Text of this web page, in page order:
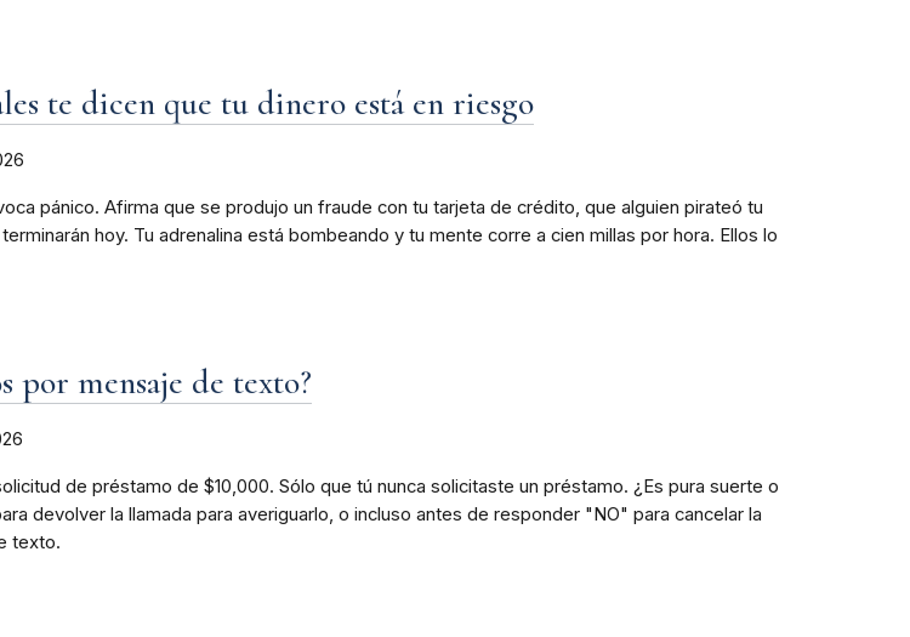
te dicen que tu dinero está en riesgo
pánico. Afirma que se produjo un fraude con tu tarjeta de crédito, que alguien pirateó tu
hoy. Tu adrenalina está bombeando y tu mente corre a cien millas por hora. Ellos lo
por mensaje de texto?
de préstamo de $10,000. Sólo que tú nunca solicitaste un préstamo. ¿Es pura suerte o
devolver la llamada para averiguarlo, o incluso antes de responder "NO" para cancelar la
texto.